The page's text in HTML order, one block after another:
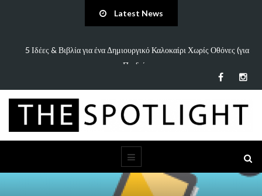
Latest News
5 Ιδέες & Βιβλία για ένα Δημιουργικό Καλοκαίρι Χωρίς Οθόνες (για
Παιδιά…